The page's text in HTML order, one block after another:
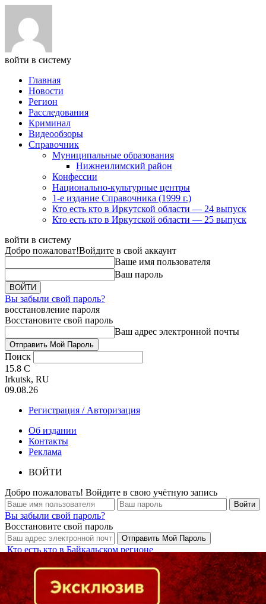
войти в систему
Главная
Новости
Регион
Расследования
Криминал
Видеообзоры
Справочник
Муниципальные образования
Нижнеилимский район
Конфессии
Национально-культурные центры
1-е издание Справочника (1999 г.)
Кто есть кто в Иркутской области — 24 выпуск
Кто есть кто в Иркутской области — 25 выпуск
войти в систему
Добро пожаловат!Войдите в свой аккаунт
Ваше имя пользователя
Ваш пароль
Вы забыли свой пароль?
восстановление пароля
Восстановите свой пароль
Ваш адрес электронной почты
Поиск
15.8 C
Irkutsk, RU
09.08.26
Регистрация / Авторизация
Об издании
Контакты
Реклама
ВОЙТИ
Добро пожаловать! Войдите в свою учётную запись
Вы забыли свой пароль?
Восстановите свой пароль
Кто есть кто в Байкальском регионе